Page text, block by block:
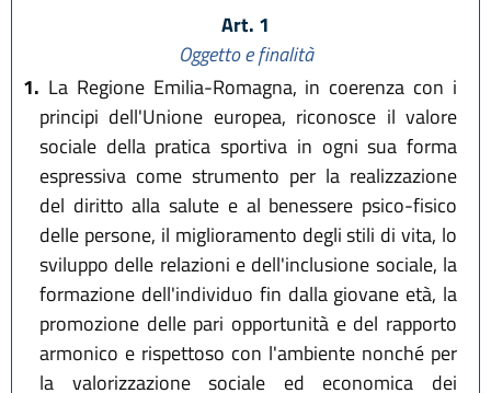
Art. 1
Oggetto e finalità
1. La Regione Emilia-Romagna, in coerenza con i
principi dell'Unione europea, riconosce il valore
sociale della pratica sportiva in ogni sua forma
espressiva come strumento per la realizzazione
del diritto alla salute e al benessere psico-fisico
delle persone, il miglioramento degli stili di vita, lo
sviluppo delle relazioni e dell'inclusione sociale, la
formazione dell'individuo fin dalla giovane età, la
promozione delle pari opportunità e del rapporto
armonico e rispettoso con l'ambiente nonché per
la valorizzazione sociale ed economica dei